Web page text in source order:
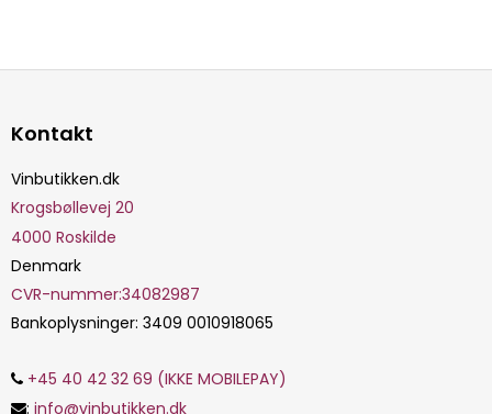
Kontakt
Vinbutikken.dk
Krogsbøllevej 20
4000 Roskilde
Denmark
CVR-nummer:34082987
Bankoplysninger: 3409 0010918065
+45 40 42 32 69 (IKKE MOBILEPAY)
: info@vinbutikken.dk